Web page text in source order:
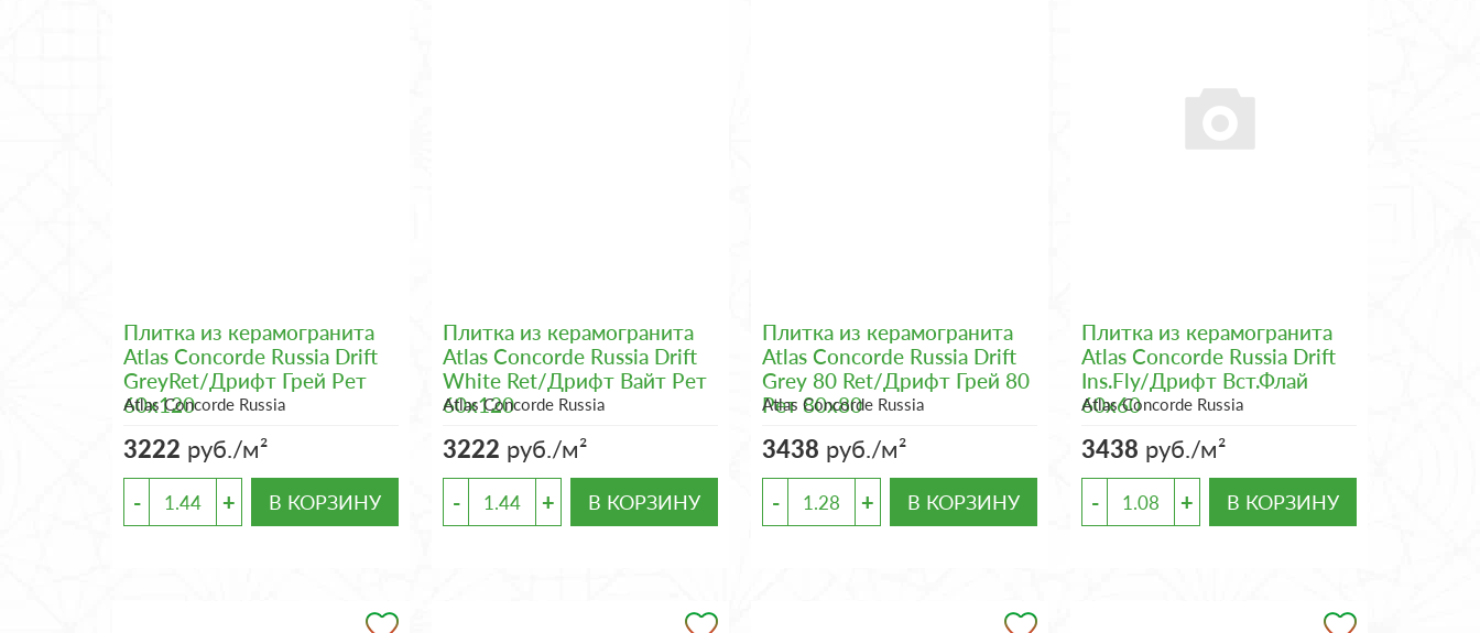
Плитка из керамогранита
Atlas Concorde Russia Drift
GreyRet/Дрифт Грей Рет
60x120
Atlas Concorde Russia
3222 руб./м²
- + В КОРЗИНУ
Плитка из керамогранита
Atlas Concorde Russia Drift
White Ret/Дрифт Вайт Рет
60x120
Atlas Concorde Russia
3222 руб./м²
- + В КОРЗИНУ
Плитка из керамогранита
Atlas Concorde Russia Drift
Grey 80 Ret/Дрифт Грей 80
Рет 80x80
Atlas Concorde Russia
3438 руб./м²
- + В КОРЗИНУ
Плитка из керамогранита
Atlas Concorde Russia Drift
Ins.Fly/Дрифт Вст.Флай
60x60
Atlas Concorde Russia
3438 руб./м²
- + В КОРЗИНУ